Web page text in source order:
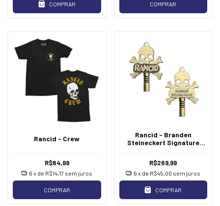
COMPRAR COMPRAR
Rancid - Crew
R$84,99
6 x de R$14,17 sem juros
COMPRAR
Rancid - Branden
Steineckert Signature
de Bateria]
R$269,99
6 x de R$45,00 sem juros
COMPRAR